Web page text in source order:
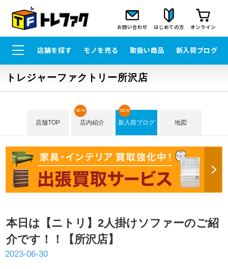
お問い合わせ はじめての方 オンライン
店舗を探す モノを売る 取扱い商品 新入荷ブログ
トレジャーファクトリー所沢店
店舗TOP 店内紹介
NEW
新入荷ブログ
NEW
地図
本日は【ニトリ】2人掛けソファーのご紹
介です！！【所沢店】
2023-06-30